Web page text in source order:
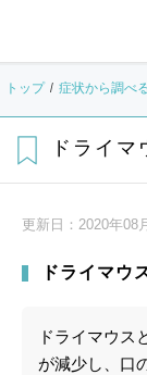
トップ 症状から調べ
ドライマ
更新日： 2020年08
ドライマウ
ドライマウス
が減少し、口